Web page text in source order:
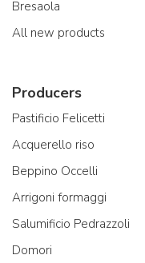
Bresaola
All new products
Producers
Pastificio Felicetti
Acquerello riso
Beppino Occelli
Arrigoni formaggi
Salumificio Pedrazzoli
Domori